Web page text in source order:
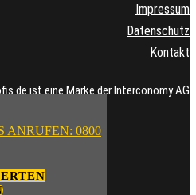
ANRUFEN: 0800
Impressum
Datenschutz
Kontakt
ist eine Marke der Interconomy AG